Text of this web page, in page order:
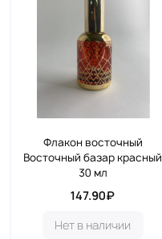
Флакон восточный
Восточный базар красный
30 мл
147.90₽
Нет в наличии